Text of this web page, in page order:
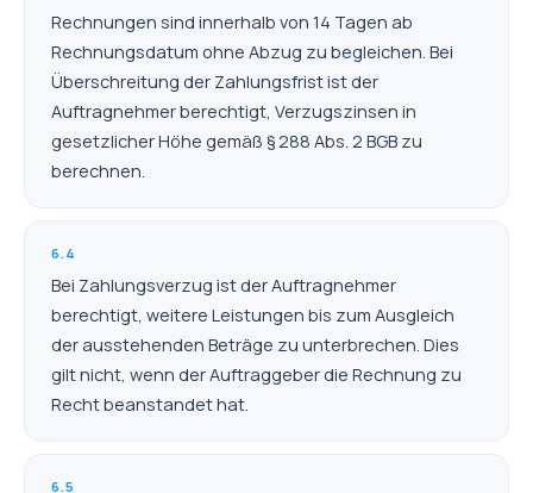
Rechnungen sind innerhalb von 14 Tagen ab
Rechnungsdatum ohne Abzug zu begleichen. Bei
Überschreitung der Zahlungsfrist ist der
Auftragnehmer berechtigt, Verzugszinsen in
gesetzlicher Höhe gemäß § 288 Abs. 2 BGB zu
berechnen.
6.4
Bei Zahlungsverzug ist der Auftragnehmer
berechtigt, weitere Leistungen bis zum Ausgleich
der ausstehenden Beträge zu unterbrechen. Dies
gilt nicht, wenn der Auftraggeber die Rechnung zu
Recht beanstandet hat.
6.5